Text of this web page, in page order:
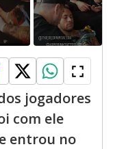
jogadores
com ele
entrou no